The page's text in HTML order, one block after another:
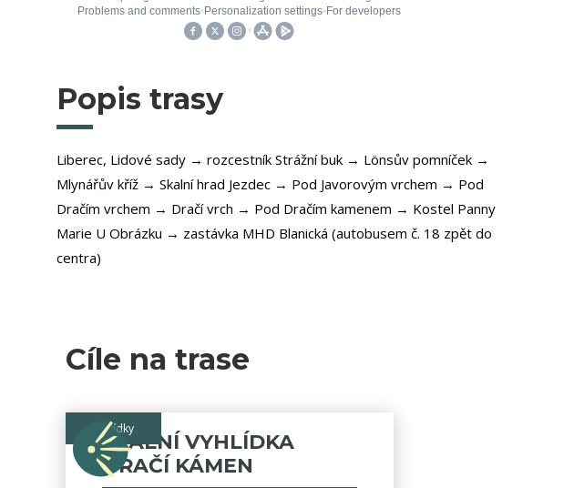
Popis trasy
Liberec, Lidové sady → rozcestník Strážní buk → Lönsův pomníček →
Mlynářův kříž → Skalní hrad Jezdec → Pod Javorovým vrchem → Pod
Dračím vrchem → Dračí vrch → Pod Dračím kamenem → Kostel Panny
Marie U Obrázku → zastávka MHD Blanická (autobusem č. 18 zpět do
centra)
Cíle na trase
vyhlídky
SKALNÍ VYHLÍDKA
DRAČÍ KÁMEN